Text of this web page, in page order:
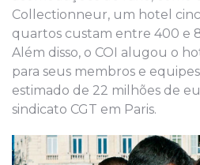
Collectionneur, um hotel
quartos custam entre 400 e
Além disso, o COI alugou o
para seus membros e
estimado de 22 milhões de
sindicato CGT em Paris.